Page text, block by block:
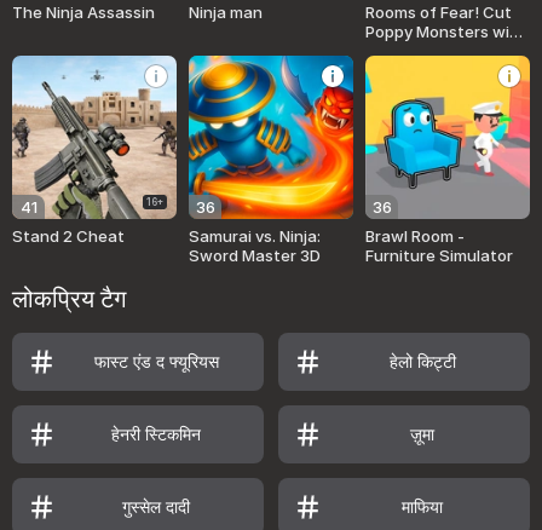
The Ninja Assassin Ninja man
Rooms of Fear! Cut
Poppy Monsters with
41 16+
Stand 2 Cheat
36
Samurai vs. Ninja:
Sword Master 3D
36
Brawl Room -
Furniture Simulator
लोकप्रिय टैग
फास्ट एंड द फ्यूरियस हेलो किट्टी
हेनरी स्टिकमिन ज़ूमा
गुस्सेल दादी माफिया